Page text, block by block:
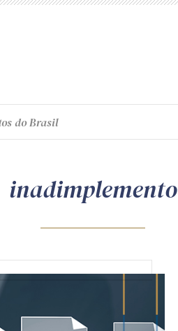
do Brasil
inadimplemento